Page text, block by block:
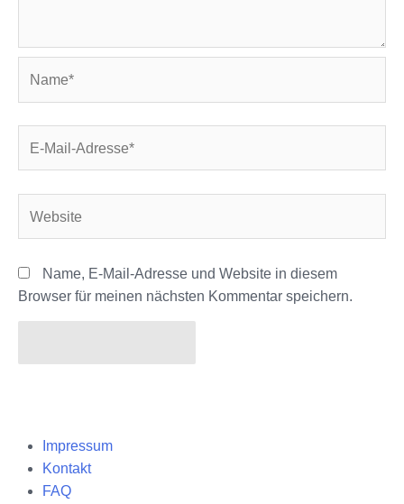
Mail-
Name, E-Mail-Adresse und Website in diesem
Browser für meinen nächsten Kommentar speichern.
Impressum
Kontakt
FAQ